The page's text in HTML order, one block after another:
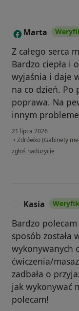
M Marta
Z całego serca
Bardzo ciepła i
wyjaśnia i daje
na co dzień. Po
poprawa. Na
innym
21 lipca 2026
• Zdrówko (Gabinety
w opinii użytkownika
zgłoś nadużycie
Kasia
Bardzo
sposób została
wykonywanych
ćwiczenia/
zadbała o
jak wykonywać
polecam!